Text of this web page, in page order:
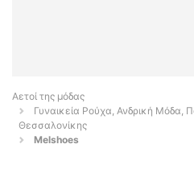
Αετοί της μόδας
Γυναικεία Ρούχα, Ανδρική Μόδα,
Θεσσαλονίκης
Melshoes